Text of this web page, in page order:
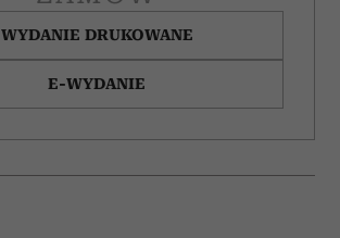
WYDANIE DRUKOWANE
E-WYDANIE